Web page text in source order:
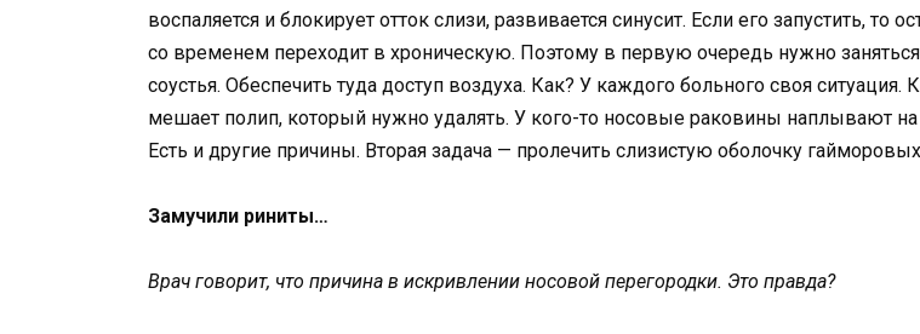
воспаляется и блокирует отток слизи, развивается синусит. Если его запустить, то
со временем переходит в хроническую. Поэтому в первую очередь нужно
соустья. Обеспечить туда доступ воздуха. Как? У каждого больного своя ситуация.
мешает полип, который нужно удалять. У кого-то носовые раковины наплывают на
Есть и другие причины. Вторая задача — пролечить слизистую оболочку гайморовых
Замучили риниты…
Врач говорит, что причина в искривлении носовой перегородки. Это правда?